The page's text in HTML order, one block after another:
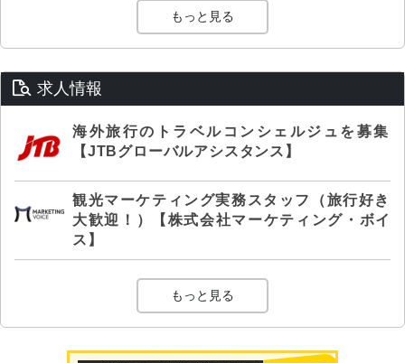
もっと見る
求人情報
海外旅行のトラベルコンシェルジュを募集
【JTBグローバルアシスタンス】
観光マーケティング実務スタッフ（旅行好き
大歓迎！）【株式会社マーケティング・ボイ
ス】
もっと見る